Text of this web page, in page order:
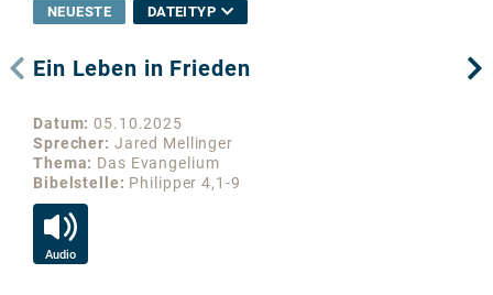
NEUESTE DATEITYP
Ein Leben in Frieden
Datum 05.10.2025
Sprecher
Jared Mellinger
Thema
Das Evangelium
Bibelstelle
Philipper 4,1-9
Audio